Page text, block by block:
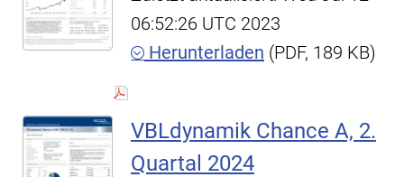
06:52:26 UTC 2023
Herunterladen (PDF, 189 KB)
VBLdynamik Chance A, 2.
Quartal 2024